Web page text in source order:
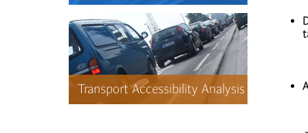
Transport Accessibility Analysis